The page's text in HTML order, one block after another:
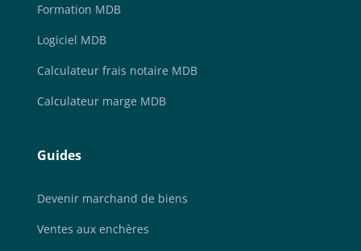
Formation MDB
Logiciel MDB
Calculateur frais notaire MDB
Calculateur marge MDB
Guides
Devenir marchand de biens
Ventes aux enchères